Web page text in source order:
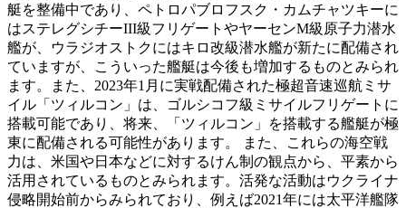
艇を整備中であり、ペトロパブロフスク・カムチャツキーに
はステレグシチーIII級フリゲートやヤーセンM級原子力潜水
艦が、ウラジオストクにはキロ改級潜水艦が新たに配備され
ていますが、こういった艦艇は今後も増加するものとみられ
ます。また、2023年1月に実戦配備された極超音速巡航ミサ
イル「ツィルコン」は、ゴルシコフ級ミサイルフリゲートに
搭載可能であり、将来、「ツィルコン」を搭載する艦艇が極
東に配備される可能性があります。 また、これらの海空戦
力は、米国や日本などに対するけん制の観点から、平素から
活用されているものとみられます。活発な活動はウクライナ
侵略開始前からみられており、例えば2021年には太平洋艦隊